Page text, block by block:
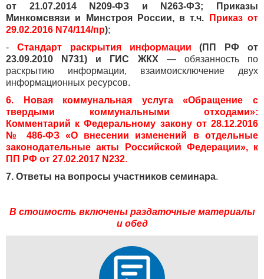
от 21.07.2014 N209-ФЗ и N263-ФЗ; Приказы
Минкомсвязи и Минстроя России, в т.ч.
Приказ от
29.02.2016 N74/114/пр);
- Стандарт раскрытия информации (ПП РФ от
23.09.2010 N731) и ГИС ЖКХ — обязанность по
раскрытию информации, взаимоисключение двух
информационных ресурсов.
6. Новая коммунальная услуга «Обращение с
твердыми коммунальными отходами»:
Комментарий к Федеральному закону от 28.12.2016
№ 486-ФЗ «О внесении изменений в отдельные
законодательные акты Российской Федерации», к
ПП РФ от 27.02.2017 N232.
7. Ответы на вопросы участников семинара.
В стоимость включены раздаточные материалы
и обед